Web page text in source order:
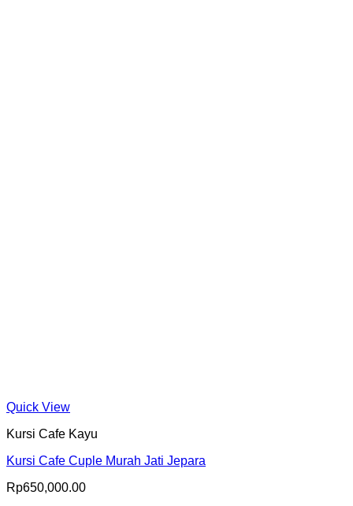
Quick View
Kursi Cafe Kayu
Kursi Cafe Cuple Murah Jati Jepara
Rp650,000.00